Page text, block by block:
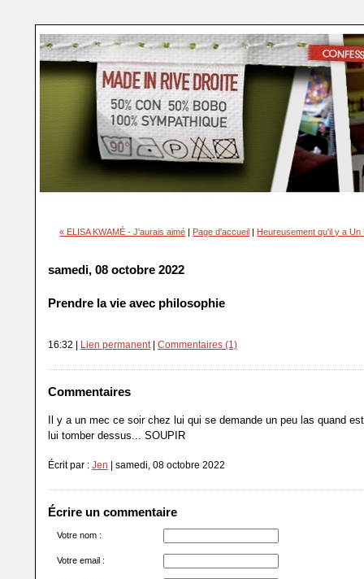
« ELISA KWAMÉ - J'aurais aimé | Page d'accueil | Heureusement qu'il y a
samedi, 08 octobre 2022
Prendre la vie avec philosophie
16:32 | Lien permanent| Commentaires (1)
Commentaires
Il y a un mec ce soir chez lui qui se demande un peu las quand
lui tomber dessus... SOUPIR
Écrit par : Jen | samedi, 08 octobre 2022
Écrire un commentaire
Votre nom :
Votre email :